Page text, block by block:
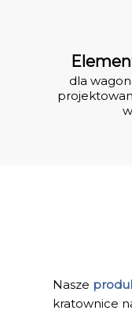
dla
Nasze
kratownice